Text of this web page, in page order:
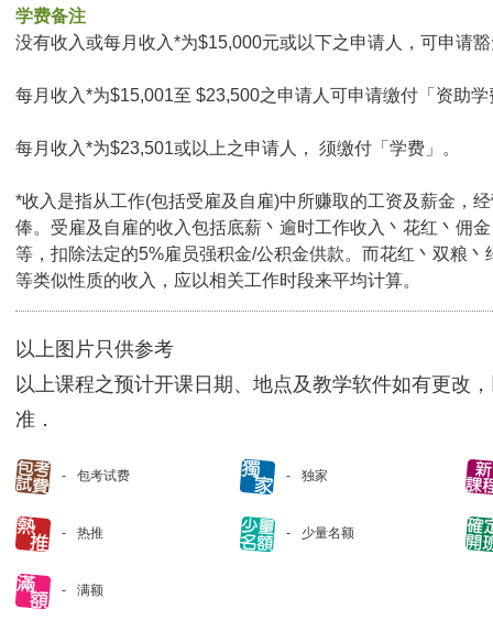
学费备注
没有收入或每月收入*为$15,000元或以下之申请人，可申请
每月收入*为$15,001至 $23,500之申请人可申请缴付「资助学
每月收入*为$23,501或以上之申请人， 须缴付「学费」。
*收入是指从工作(包括受雇及自雇)中所赚取的工资及薪金，
俸。受雇及自雇的收入包括底薪丶逾时工作收入丶花红丶佣
等，扣除法定的5%雇员强积金/公积金供款。而花红丶双粮丶
等类似性质的收入，应以相关工作时段来平均计算。
以上图片只供参考
以上课程之预计开课日期、地点及教学软件如有更改
准．
包考试费 独家
热推 少量名额
满额